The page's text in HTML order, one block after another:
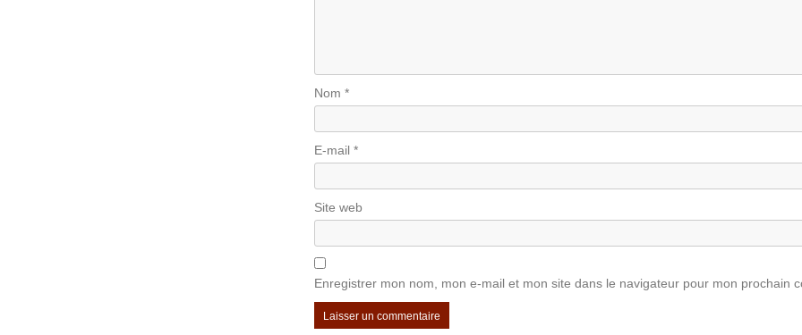
Nom*
E-mail*
Site web
Enregistrer mon nom, mon e-mail et mon site dans le navigateur pour mon prochain